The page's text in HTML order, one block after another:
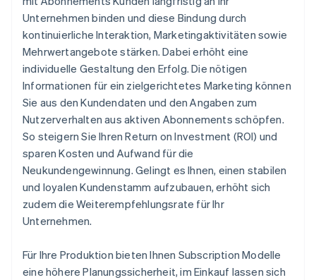
Unternehmen binden und diese Bindung durch
kontinuierliche Interaktion, Marketingaktivitäten sowie
Mehrwertangebote stärken. Dabei erhöht eine
individuelle Gestaltung den Erfolg. Die nötigen
Informationen für ein zielgerichtetes Marketing können
Sie aus den Kundendaten und den Angaben zum
Nutzerverhalten aus aktiven Abonnements schöpfen.
So steigern Sie Ihren Return on Investment (ROI) und
sparen Kosten und Aufwand für die
Neukundengewinnung. Gelingt es Ihnen, einen stabilen
und loyalen Kundenstamm aufzubauen, erhöht sich
zudem die Weiterempfehlungsrate für Ihr
Unternehmen.
Für Ihre Produktion bieten Ihnen Subscription Modelle
eine höhere Planungssicherheit, im Einkauf lassen sich